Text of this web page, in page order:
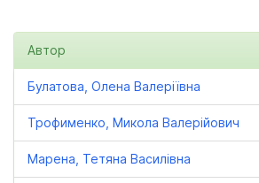
Автор
Булатова, Олена Валеріївна
Трофименко, Микола Валерійович
Марена, Тетяна Василівна